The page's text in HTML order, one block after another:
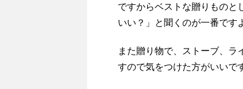
ですからベストな贈りものと
いい？」と聞くのが一番です
また贈り物で、ストーブ、
すので気をつけた方がいいで